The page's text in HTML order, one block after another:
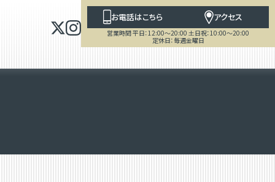
お電話はこちら アクセス
営業時間 平日：12:00～20:00 土日祝：10:00～20:00
定休日：毎週金曜日